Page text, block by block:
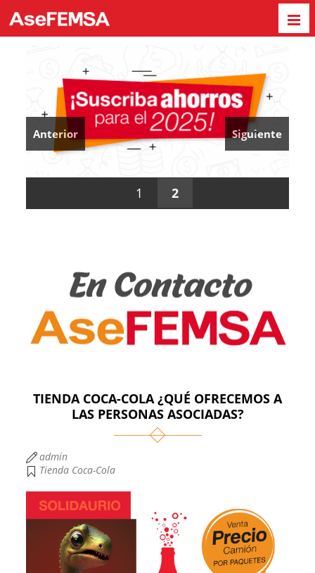
Anterior Siguiente
1 2
TIENDA COCA-COLA ¿QUÉ OFRECEMOS A
LAS PERSONAS ASOCIADAS?
admin
Tienda Coca-Cola